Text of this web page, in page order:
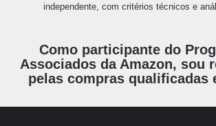
independente, com critérios técnicos e
Como participante do
Associados da Amazon, sou
pelas compras qualificadas